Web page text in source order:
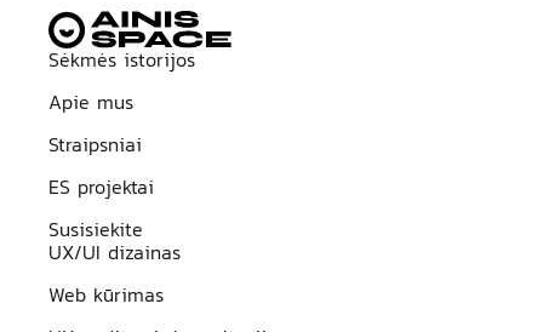
Sėkmės istorijos
Apie mus
Straipsniai
ES projektai
Susisiekite
UX/UI dizainas
Web kūrimas